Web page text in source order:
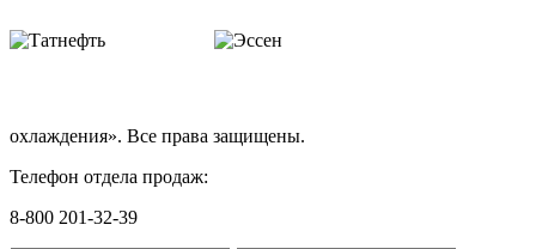
охлаждения». Все права защищены.
Телефон отдела продаж:
8-800 201-32-39